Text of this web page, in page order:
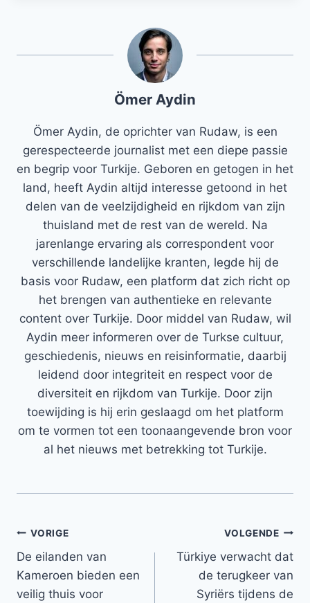
Ömer Aydin
Ömer Aydin, de oprichter van Rudaw, is een
gerespecteerde journalist met een diepe passie
en begrip voor Turkije. Geboren en getogen in het
land, heeft Aydin altijd interesse getoond in het
delen van de veelzijdigheid en rijkdom van zijn
thuisland met de rest van de wereld. Na
jarenlange ervaring als correspondent voor
verschillende landelijke kranten, legde hij de
basis voor Rudaw, een platform dat zich richt op
het brengen van authentieke en relevante
content over Turkije. Door middel van Rudaw, wil
Aydin meer informeren over de Turkse cultuur,
geschiedenis, nieuws en reisinformatie, daarbij
leidend door integriteit en respect voor de
diversiteit en rijkdom van Turkije. Door zijn
toewijding is hij erin geslaagd om het platform
om te vormen tot een toonaangevende bron voor
al het nieuws met betrekking tot Turkije.
Bericht
navigatie
VORIGE
De eilanden van
Kameroen bieden een
veilig thuis voor
VOLGENDE
Türkiye verwacht dat
de terugkeer van
Syriërs tijdens de